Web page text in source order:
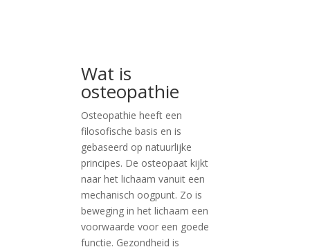
Wat is
osteopathie
Osteopathie heeft een
filosofische basis en is
gebaseerd op natuurlijke
principes. De osteopaat kijkt
naar het lichaam vanuit een
mechanisch oogpunt. Zo is
beweging in het lichaam een
voorwaarde voor een goede
functie. Gezondheid is